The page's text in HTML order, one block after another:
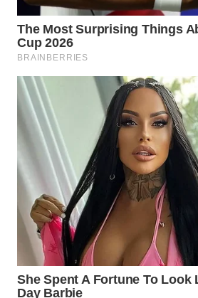
KALBAR
WN
KALTENG
WN
KALTARA
WN
KALSEL
WN
KALTIM
WN